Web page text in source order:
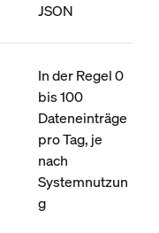
JSON
In der Regel 0
bis 100
Dateneinträge
pro Tag, je
nach
Systemnutzun
g